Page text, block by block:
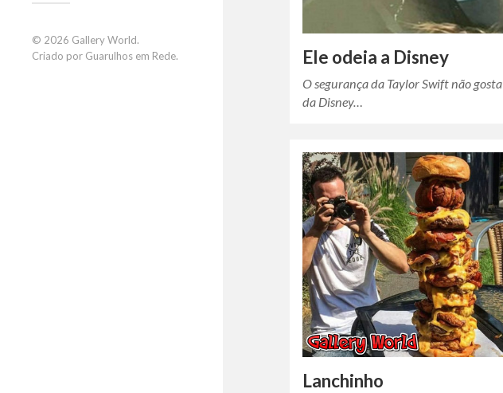
© 2026 Gallery World.
Criado por Guarulhos em Rede. Ele odeia a Disney
O segurança da Taylor Swift não gosta
da Disney…
Lanchinho